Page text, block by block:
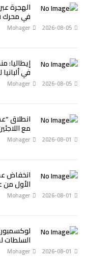
في محرك
2026-08-05
Mohager
إيطاليا:
في
2026-08-05
Mohager
انطلاق
مع
2026-08-01
Mohager
انخفاض
الأول من
2026-08-01
Mohager
السلطات
2026-08-01
Mohager